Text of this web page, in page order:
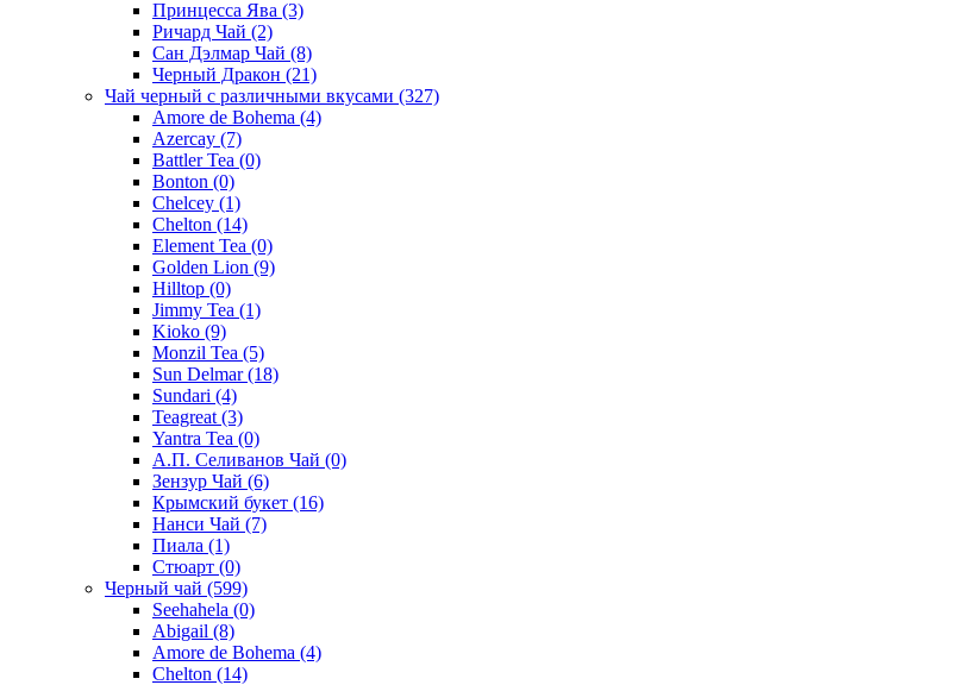
Принцесса Ява (3)
Ричард Чай (2)
Сан Дэлмар Чай (8)
Черный Дракон (21)
Чай черный с различными вкусами (327)
Amore de Bohema (4)
Azercay (7)
Battler Tea (0)
Bonton (0)
Chelcey (1)
Chelton (14)
Element Tea (0)
Golden Lion (9)
Hilltop (0)
Jimmy Tea (1)
Kioko (9)
Monzil Tea (5)
Sun Delmar(18)
Sundari (4)
Teagreat (3)
Yantra Tea (0)
А.П. Селиванов Чай (0)
Зензур Чай (6)
Крымский букет (16)
Нанси Чай (7)
Пиала (1)
Стюарт (0)
Черный чай (599)
Seehahela (0)
Abigail (8)
Amore de Bohema (4)
Chelton (14)